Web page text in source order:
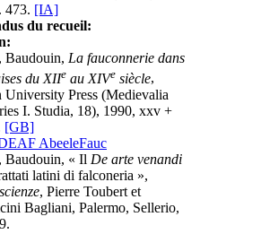
473. [IA]
du recueil:
Baudouin, La fauconnerie dans
du XIIe au XIVe siècle,
Press (Medievalia
I. Studia, 18), 1990, xxv +
[GB]
AbeeleFauc
Baudouin, « Il De arte venandi
latini di falconeria »,
, Pierre Toubert et
Bagliani, Palermo, Sellerio,